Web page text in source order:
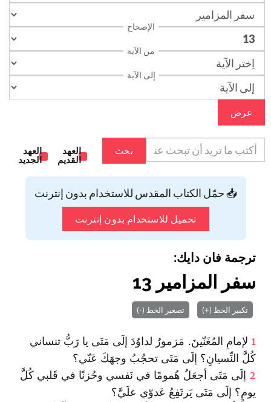
الإصحاح
من الآية
إلى الآية
عرض
بحث
العهد
القديم
العهد
الجديد
📥 حمّل الكتاب المقدس للاستخدام بدون إنترنت
تحميل للاستخدام بدون إنترنت
ترجمة فان دايك:
سفر المزامير 13
تكبير الخط (+) تصغير الخط (-)
1 لإمامِ المُغَنّينَ. مَزمورٌ لداوُدَ إلَى مَتَى يا رَبُّ تنساني
كُلَّ النِّسيانِ؟ إلَى مَتَى تحجُبُ وجهَكَ عَنّي؟
2 إلَى مَتَى أجعَلُ هُمومًا في نَفسي وحُزنًا في قَلبي كُلَّ
يومٍ؟ إلَى مَتَى يَرتَفِعُ عَدوّي علَيَّ؟